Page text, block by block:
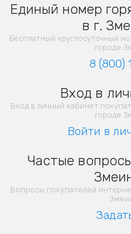
Единый номер
в г.
Бесплатный круглосуточный
городе
8 (800)
Вход в
Вход в личный кабинет
городе
Войти в
Частые
Вопросы покупателей